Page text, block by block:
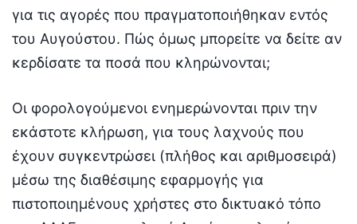
για τις αγορές που πραγματοποιήθηκαν εντός
του Αυγούστου. Πώς όμως μπορείτε να δείτε αν
κερδίσατε τα ποσά που κληρώνονται;
Οι φορολογούμενοι ενημερώνονται πριν την
εκάστοτε κλήρωση, για τους λαχνούς που
έχουν συγκεντρώσει (πλήθος και αριθμοσειρά)
μέσω της διαθέσιμης εφαρμογής για
πιστοποιημένους χρήστες στο δικτυακό τόπο